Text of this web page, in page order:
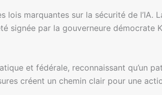
marquantes sur la sécurité de l’IA.
signée par la gouverneure démocrate
et fédérale, reconnaissant qu’un
créent un chemin clair pour une